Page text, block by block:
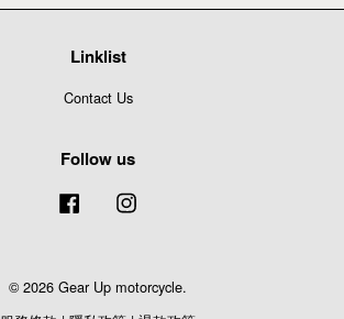
Linklist
Contact Us
Follow us
Facebook
© 2026 Gear Up motorcycle.